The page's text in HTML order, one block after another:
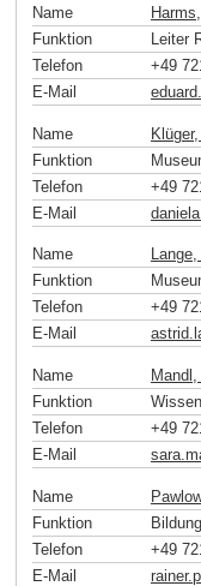
Name
Funktion
Leiter
Telefon
+49
E-Mail
Name
Funktion
Telefon
+49
E-Mail
Name
Funktion
Telefon
+49
E-Mail
Name
Funktion
Telefon
+49
E-Mail
Name
Funktion
Telefon
+49
E-Mail